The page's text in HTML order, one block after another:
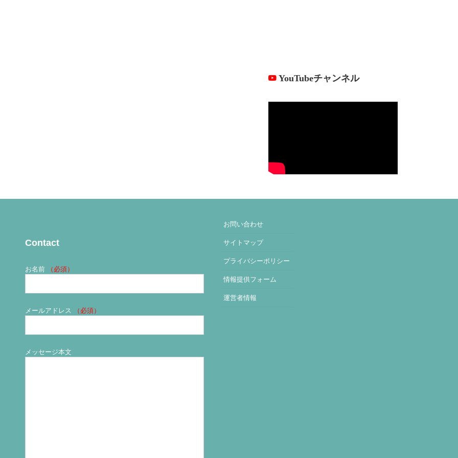
YouTubeチャンネル
Contact
お名前 （必須）
メールアドレス （必須）
メッセージ本文
お問い合わせ
サイトマップ
プライバシーポリシー
情報提供フォーム
運営者情報